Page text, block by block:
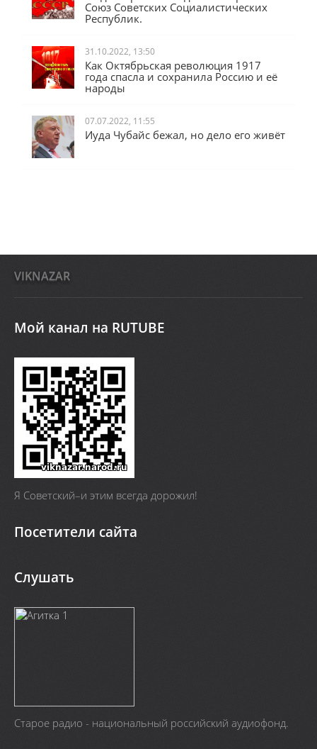
Союз Советских Социалистических
Республик.
31.10.2022, 13:50
Как Октябрьская революция 1917
года спасла и сохранила Россию и её
народы
07.07.2022, 11:55
Иуда Чубайс бежал, но дело его живёт
VIKNAZAR
Мой канал на RUTUBE
Я Cоветский–и этим всегда дорожил!
Посетители сайта
Слушать
Старое радио - национальный российский аудиофонд.